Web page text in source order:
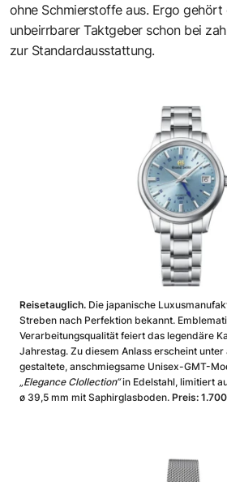
ohne Schmierstoffe aus. Ergo gehört
unbeirrbarer Taktgeber schon bei
zur Standardausstattung.
Reisetauglich. Die japanische
Streben nach Perfektion bekannt.
Verarbeitungsqualität feiert das legendäre
Jahrestag. Zu diesem Anlass erscheint
gestaltete, anschmiegsame Unisex-GMT-
„Elegance Clollection“in Edelstahl, limitiert
ø 39,5 mm mit Saphirglasboden. Preis: